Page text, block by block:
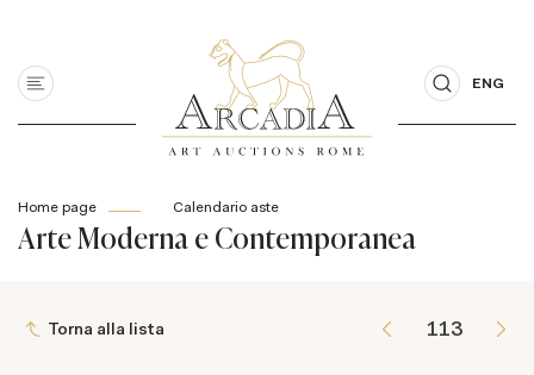
ENG
Home page Calendario aste
Arte Moderna e Contemporanea
Torna alla lista